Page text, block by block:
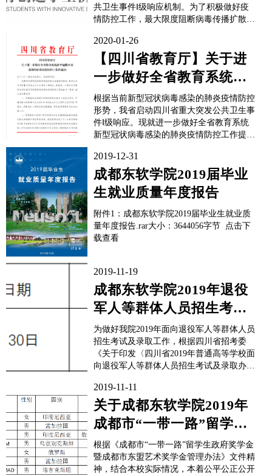
共卫生事件Ⅰ级响应机制。为了积极做好疫
情防控工作，最大限度阻断病毒传播扩散渠
研究决定，调整2020年春季学期初举行的补
考时间安排。原定于2月26—28日举行的
2019年秋季学期期末考试的补考安排调整到
2...
2020-01-26
【四川省教育厅】关于进
一步做好全省教育系统新
型冠状病毒感染的肺炎疫
情防控工作...
根据当前新型冠状病毒感染的肺炎疫情防控
形势，我省启动四川省重大突发公共卫生事
件Ⅰ级响应。现就进一步做好全省教育系统
新型冠状病毒感染的肺炎疫情防控工作提出
2019-12-31
成都东软学院2019届毕业
生就业质量年度报告
附件1：成都东软学院2019届毕业生就业质
量年度报告.rar大小：3644056字节 点击下
载查看
2019-11-19
成都东软学院2019年退役
军人等群体人员招生考试
工作实施方案
为做好我院2019年面向退役军人等群体人员
招生考试及录取工作，根据四川省招考委
《关于印发〈四川省2019年普通高等学校面
向退役军人等群体人员招生考试及录取办
有关规定，结合我校高职技术技能专业人才
培养要求，根据不同群体考生特点，综合考
虑招生计划，研究制定本考试办法。一、考
试基本...
2019-11-11
关于成都东软学院2019年
成都市“一带一路”留学生
政府奖学金获奖名单公示
根据《成都市“一带一路”留学生政府奖学金
暨成都市东盟艺术奖学金管理办法》文件精
神，结合本校实际情况，本着公平公正公开